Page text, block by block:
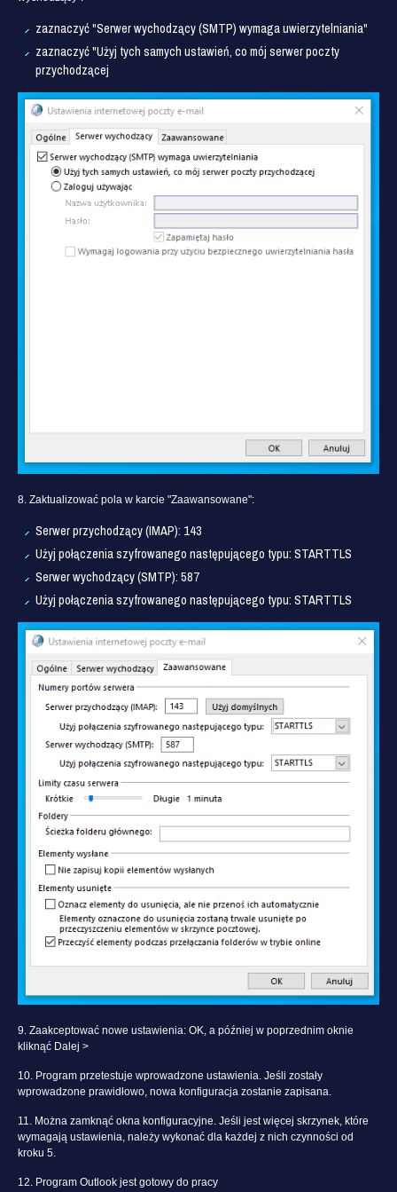
zaznaczyć "Serwer wychodzący (SMTP) wymaga uwierzytelniania"
zaznaczyć "Użyj tych samych ustawień, co mój serwer poczty
przychodzącej
8. Zaktualizować pola w karcie "Zaawansowane":
Serwer przychodzący (IMAP): 143
Użyj połączenia szyfrowanego następującego typu: STARTTLS
Serwer wychodzący (SMTP): 587
Użyj połączenia szyfrowanego następującego typu: STARTTLS
9. Zaakceptować nowe ustawienia: OK, a później w poprzednim oknie
kliknąć Dalej >
10. Program przetestuje wprowadzone ustawienia. Jeśli zostały
wprowadzone prawidłowo, nowa konfiguracja zostanie zapisana.
11. Można zamknąć okna konfiguracyjne. Jeśli jest więcej skrzynek, które
wymagają ustawienia, należy wykonać dla każdej z nich czynności od
kroku 5.
12. Program Outlook jest gotowy do pracy